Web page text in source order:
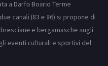
a Darfo Boario Terme
canali (83 e 86) si propone di
e bergamasche sugli
eventi culturali e sportivi del